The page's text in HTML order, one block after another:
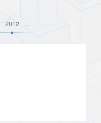
2012 ...